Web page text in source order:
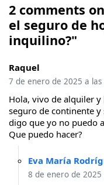
2 comments
el seguro de
inquilino?"
Raquel
7 de enero de 2025 a
Hola, vivo de alquiler
seguro de continente
digo que yo no puedo
Que puedo hacer?
Eva María
8 de enero de 2025